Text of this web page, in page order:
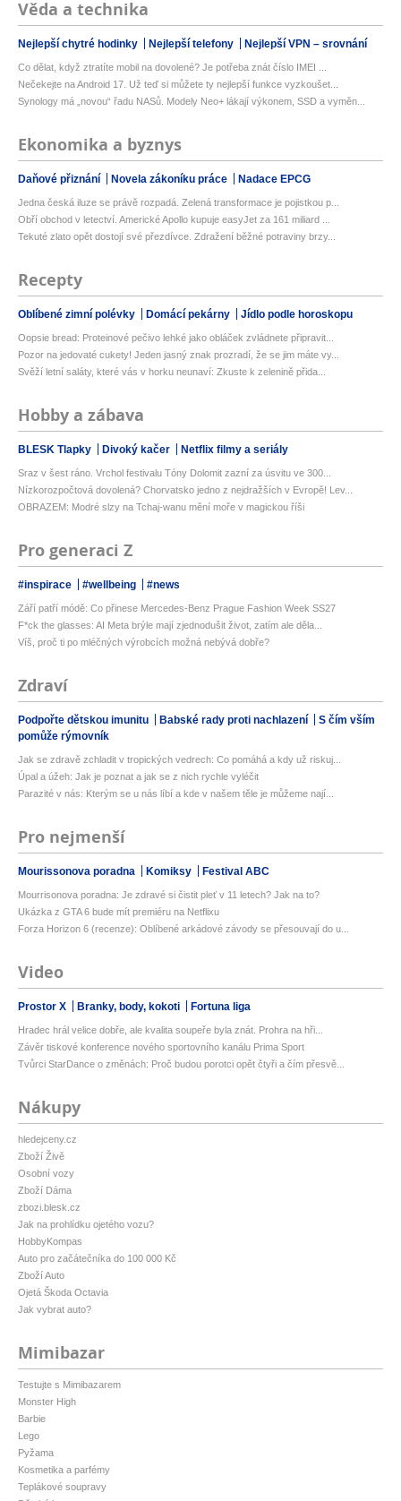
Věda a technika
Nejlepší chytré hodinky Nejlepší telefony Nejlepší VPN – srovnání
Co dělat, když ztratíte mobil na dovolené? Je potřeba znát číslo IMEI ...
Nečekejte na Android 17. Už teď si můžete ty nejlepší funkce vyzkoušet...
Synology má „novou“ řadu NASů. Modely Neo+ lákají výkonem, SSD a vyměn...
Ekonomika a byznys
Daňové přiznání Novela zákoníku práce Nadace EPCG
Jedna česká iluze se právě rozpadá. Zelená transformace je pojistkou p...
Obří obchod v letectví. Americké Apollo kupuje easyJet za 161 miliard ...
Tekuté zlato opět dostojí své přezdívce. Zdražení běžné potraviny brzy...
Recepty
Oblíbené zimní polévky Domácí pekárny Jídlo podle horoskopu
Oopsie bread: Proteinové pečivo lehké jako obláček zvládnete připravit...
Pozor na jedovaté cukety! Jeden jasný znak prozradí, že se jim máte vy...
Svěží letní saláty, které vás v horku neunaví: Zkuste k zelenině přida...
Hobby a zábava
BLESK Tlapky Divoký kačer Netflix filmy a seriály
Sraz v šest ráno. Vrchol festivalu Tóny Dolomit zazní za úsvitu ve 300...
Nízkorozpočtová dovolená? Chorvatsko jedno z nejdražších v Evropě! Lev...
OBRAZEM: Modré slzy na Tchaj-wanu mění moře v magickou říši
Pro generaci Z
#inspirace #wellbeing #news
Září patří módě: Co přinese Mercedes-Benz Prague Fashion Week SS27
F*ck the glasses: AI Meta brýle mají zjednodušit život, zatím ale děla...
Víš, proč ti po mléčných výrobcích možná nebývá dobře?
Zdraví
Podpořte dětskou imunitu Babské rady proti nachlazení
S čím vším
pomůže rýmovník
Jak se zdravě zchladit v tropických vedrech: Co pomáhá a kdy už riskuj...
Úpal a úžeh: Jak je poznat a jak se z nich rychle vyléčit
Parazité v nás: Kterým se u nás líbí a kde v našem těle je můžeme nají...
Pro nejmenší
Mourissonova poradna Komiksy Festival ABC
Mourrisonova poradna: Je zdravé si čistit pleť v 11 letech? Jak na to?
Ukázka z GTA 6 bude mít premiéru na Netflixu
Forza Horizon 6 (recenze): Oblíbené arkádové závody se přesouvají do u...
Video
Prostor X Branky, body, kokoti Fortuna liga
Hradec hrál velice dobře, ale kvalita soupeře byla znát. Prohra na hři...
Závěr tiskové konference nového sportovního kanálu Prima Sport
Tvůrci StarDance o změnách: Proč budou porotci opět čtyři a čím přesvě...
Nákupy
hledejceny.cz
Zboží Živě
Osobní vozy
Zboží Dáma
zbozi.blesk.cz
Jak na prohlídku ojetého vozu?
HobbyKompas
Auto pro začátečníka do 100 000 Kč
Zboží Auto
Ojetá Škoda Octavia
Jak vybrat auto?
Mimibazar
Testujte s Mimibazarem
Monster High
Barbie
Lego
Pyžama
Kosmetika a parfémy
Teplákové soupravy